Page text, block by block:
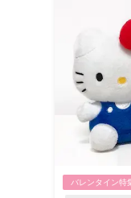
バレンタイン特